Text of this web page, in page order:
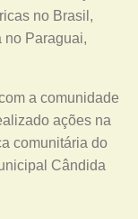
no Brasil,
no Paraguai,
a comunidade
ações na
comunitária do
Cândida